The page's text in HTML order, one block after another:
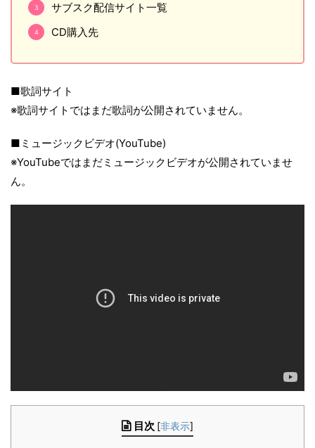
サブスク配信サイト一覧
CD購入先
■歌詞サイト
※歌詞サイトではまだ歌詞が公開されていません。
■ミュージックビデオ(YouTube)
※YouTubeではまだミュージックビデオが公開されていませ
ん。
目次 [非表示]